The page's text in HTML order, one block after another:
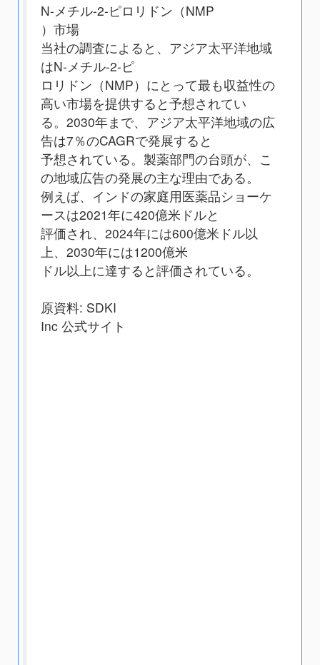
N-メチル-2-ピロリドン（NMP
）市場
当社の調査によると、アジア太平洋地域
はN-メチル-2-ピ
ロリドン（NMP）にとって最も収益性の
高い市場を提供すると予想されてい
る。2030年まで、アジア太平洋地域の広
告は7％のCAGRで発展すると
予想されている。製薬部門の台頭が、こ
の地域広告の発展の主な理由である。
例えば、インドの家庭用医薬品ショーケ
ースは2021年に420億米ドルと
評価され、2024年には600億米ドル以
上、2030年には1200億米
ドル以上に達すると評価されている。
原資料: SDKI
Inc 公式サイト